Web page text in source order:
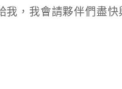
我，我會請夥伴們盡快